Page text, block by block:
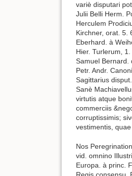
variè disputari
Julii Belli Herm.
Herculem
Kirchner, orat. 5.
Eberhard. à
Hier. Turlerum,
Samuel Bernard.
Petr. Andr.
Sagittarius
Sanè
virtutis atque
commerciis
corruptissimis;
vestimentis,
Nos
vid. omnino
Europa. à princ.
Regis consensu,